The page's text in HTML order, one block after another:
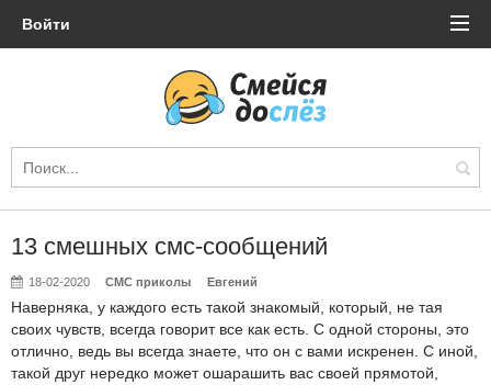
Войти
13 смешных смс-сообщений
18-02-2020 СМС приколы Евгений
Наверняка, у каждого есть такой знакомый, который, не тая
своих чувств, всегда говорит все как есть. С одной стороны, это
отлично, ведь вы всегда знаете, что он с вами искренен. С иной,
такой друг нередко может ошарашить вас своей прямотой,